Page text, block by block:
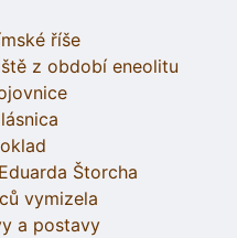
říše
z období eneolitu
Štorcha
vymizela
a postavy